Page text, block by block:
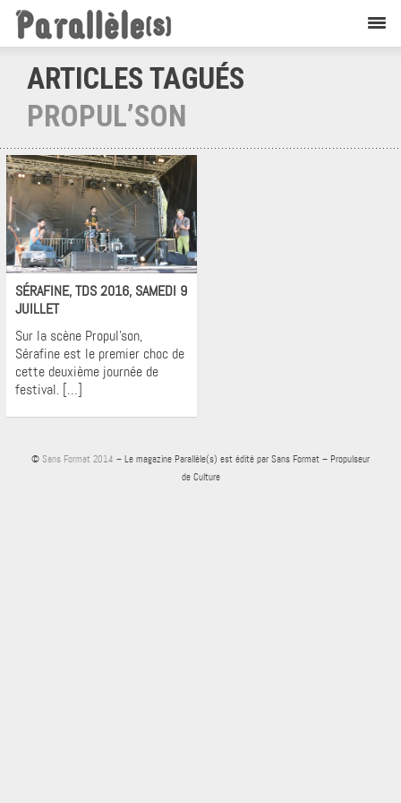
ARTICLES TAGUÉS
PROPUL’SON
Flashback
SÉRAFINE, TDS 2016, SAMEDI 9
JUILLET
Sur la scène Propul’son,
Sérafine est le premier choc de
cette deuxième journée de
festival. […]
© Sans Format 2014 – Le magazine Parallèle(s) est édité par Sans Format – Propulseur
de Culture